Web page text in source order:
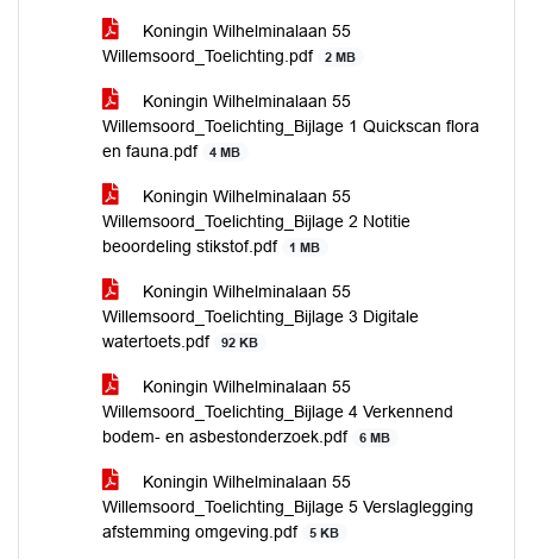
Koningin Wilhelminalaan 55
Willemsoord_Toelichting.pdf
2 MB
Koningin Wilhelminalaan 55
Willemsoord_Toelichting_Bijlage 1 Quickscan flora
en fauna.pdf
4 MB
Koningin Wilhelminalaan 55
Willemsoord_Toelichting_Bijlage 2 Notitie
beoordeling stikstof.pdf
1 MB
Koningin Wilhelminalaan 55
Willemsoord_Toelichting_Bijlage 3 Digitale
watertoets.pdf
92 KB
Koningin Wilhelminalaan 55
Willemsoord_Toelichting_Bijlage 4 Verkennend
bodem- en asbestonderzoek.pdf
6 MB
Koningin Wilhelminalaan 55
Willemsoord_Toelichting_Bijlage 5 Verslaglegging
afstemming omgeving.pdf
5 KB